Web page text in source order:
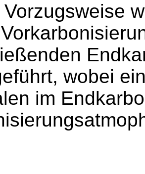
Vorzugsweise
wobei
im